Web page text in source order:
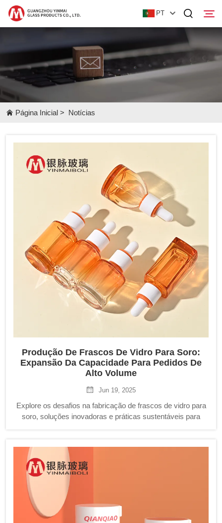
PT
Produtos
Sobre Nós
Página Inicial > Notícias
Produção De Frascos De Vidro Para Soro:
Expansão Da Capacidade Para Pedidos De
Alto Volume
Jun 19, 2025
Explore os desafios na fabricação de frascos de vidro para
soro, soluções inovadoras e práticas sustentáveis para
otimizam eficiência e qualidade. Descubra designs de
frascos de soro destacados que atendem às demandas do
mercado de alto nível. Palavras-chave: Produção de
Frascos de Vidro para Soro, Automação, Técnicas Lean,